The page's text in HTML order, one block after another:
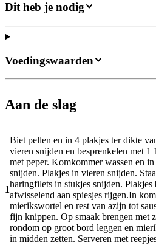
Dit heb je nodig
Aan de slag
1
Biet pellen en in 4 plakjes ter dikte
vieren snijden en besprenkelen met 1
met peper. Komkommer wassen en
snijden. Plakjes in vieren snijden.
haringfilets in stukjes snijden.
afwisselend aan spiesjes rijgen.In
mierikswortel en rest van azijn tot
fijn knippen. Op smaak brengen met
rondom op groot bord leggen en
in midden zetten. Serveren met
Voedingswaarden